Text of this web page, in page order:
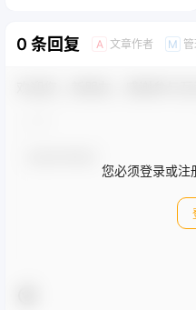
0 条回复 A 文章作者 M
您必须登录或注